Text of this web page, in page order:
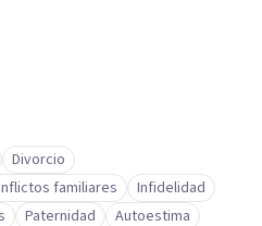
Divorcio
familiares
Infidelidad
Paternidad
Autoestima